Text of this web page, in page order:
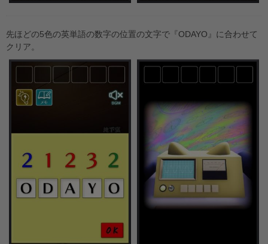
先ほどの5色の英単語の数字の位置の文字で『ODAYO』に合わせて
クリア。